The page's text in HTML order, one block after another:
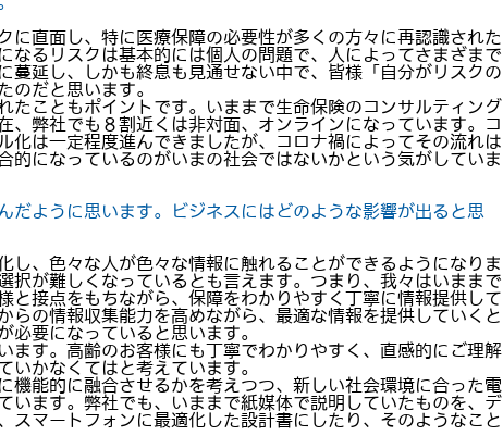
に直面し、特に医療保障の必要性が多くの方々に再認識された
なるリスクは基本的には個人の問題で、人によってさまざまで
蔓延し、しかも終息も見通せない中で、皆様「自分がリスクの
のだと思います。
たこともポイントです。いままで生命保険のコンサルティング
、弊社でも８割近くは非対面、オンラインになっています。コ
化は一定程度進んできましたが、コロナ禍によってその流れは
的になっているのがいまの社会ではないかという気がしていま
ように思います。ビジネスにはどのような影響が出ると思
し、色々な人が色々な情報に触れることができるようになりま
択が難しくなっているとも言えます。つまり、我々はいままで
と接点をもちながら、保障をわかりやすく丁寧に情報提供して
らの情報収集能力を高めながら、最適な情報を提供していくと
必要になっていると思います。
ます。高齢のお客様にも丁寧でわかりやすく、直感的にご理解
いかなくてはと考えています。
機能的に融合させるかを考えつつ、新しい社会環境に合った電
います。弊社でも、いままで紙媒体で説明していたものを、デ
スマートフォンに最適化した設計書にしたり、そのようなこと